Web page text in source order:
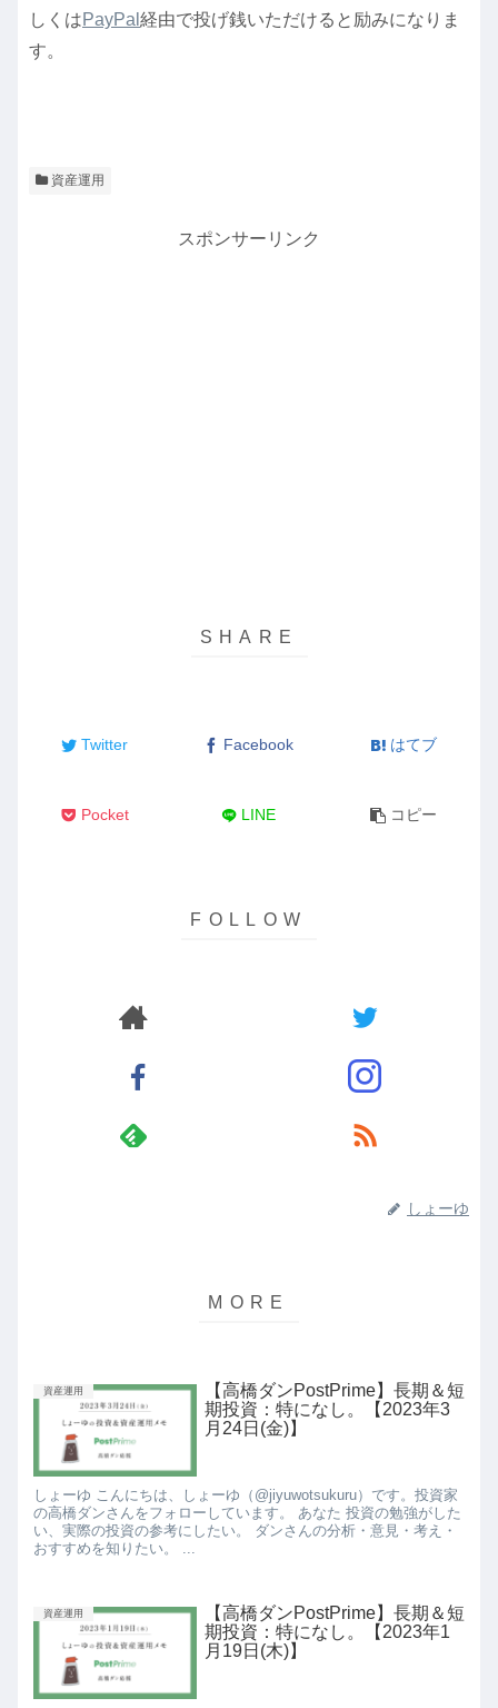
しくはPayPal 経由で投げ銭いただけると励みになりま
す。
資産運用
スポンサーリンク
Twitter Facebook はてブ
Pocket LINE コピー
しょーゆ
資産運用
【高橋ダンPostPrime】長期＆短
期投資：特になし。【2023年3
月24日(金)】
しょーゆ こんにちは、しょーゆ（@jiyuwotsukuru）です。投資家
の高橋ダンさんをフォローしています。 あなた 投資の勉強がした
い、実際の投資の参考にしたい。 ダンさんの分析・意見・考え・
おすすめを知りたい。 ...
資産運用
【高橋ダンPostPrime】長期＆短
期投資：特になし。【2023年1
月19日(木)】